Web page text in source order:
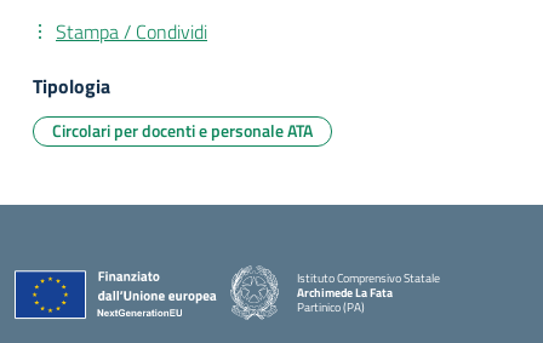
Stampa / Condividi
Tipologia
Circolari per docenti e personale ATA
Istituto Comprensivo Statale
Archimede La Fata
Partinico (PA)